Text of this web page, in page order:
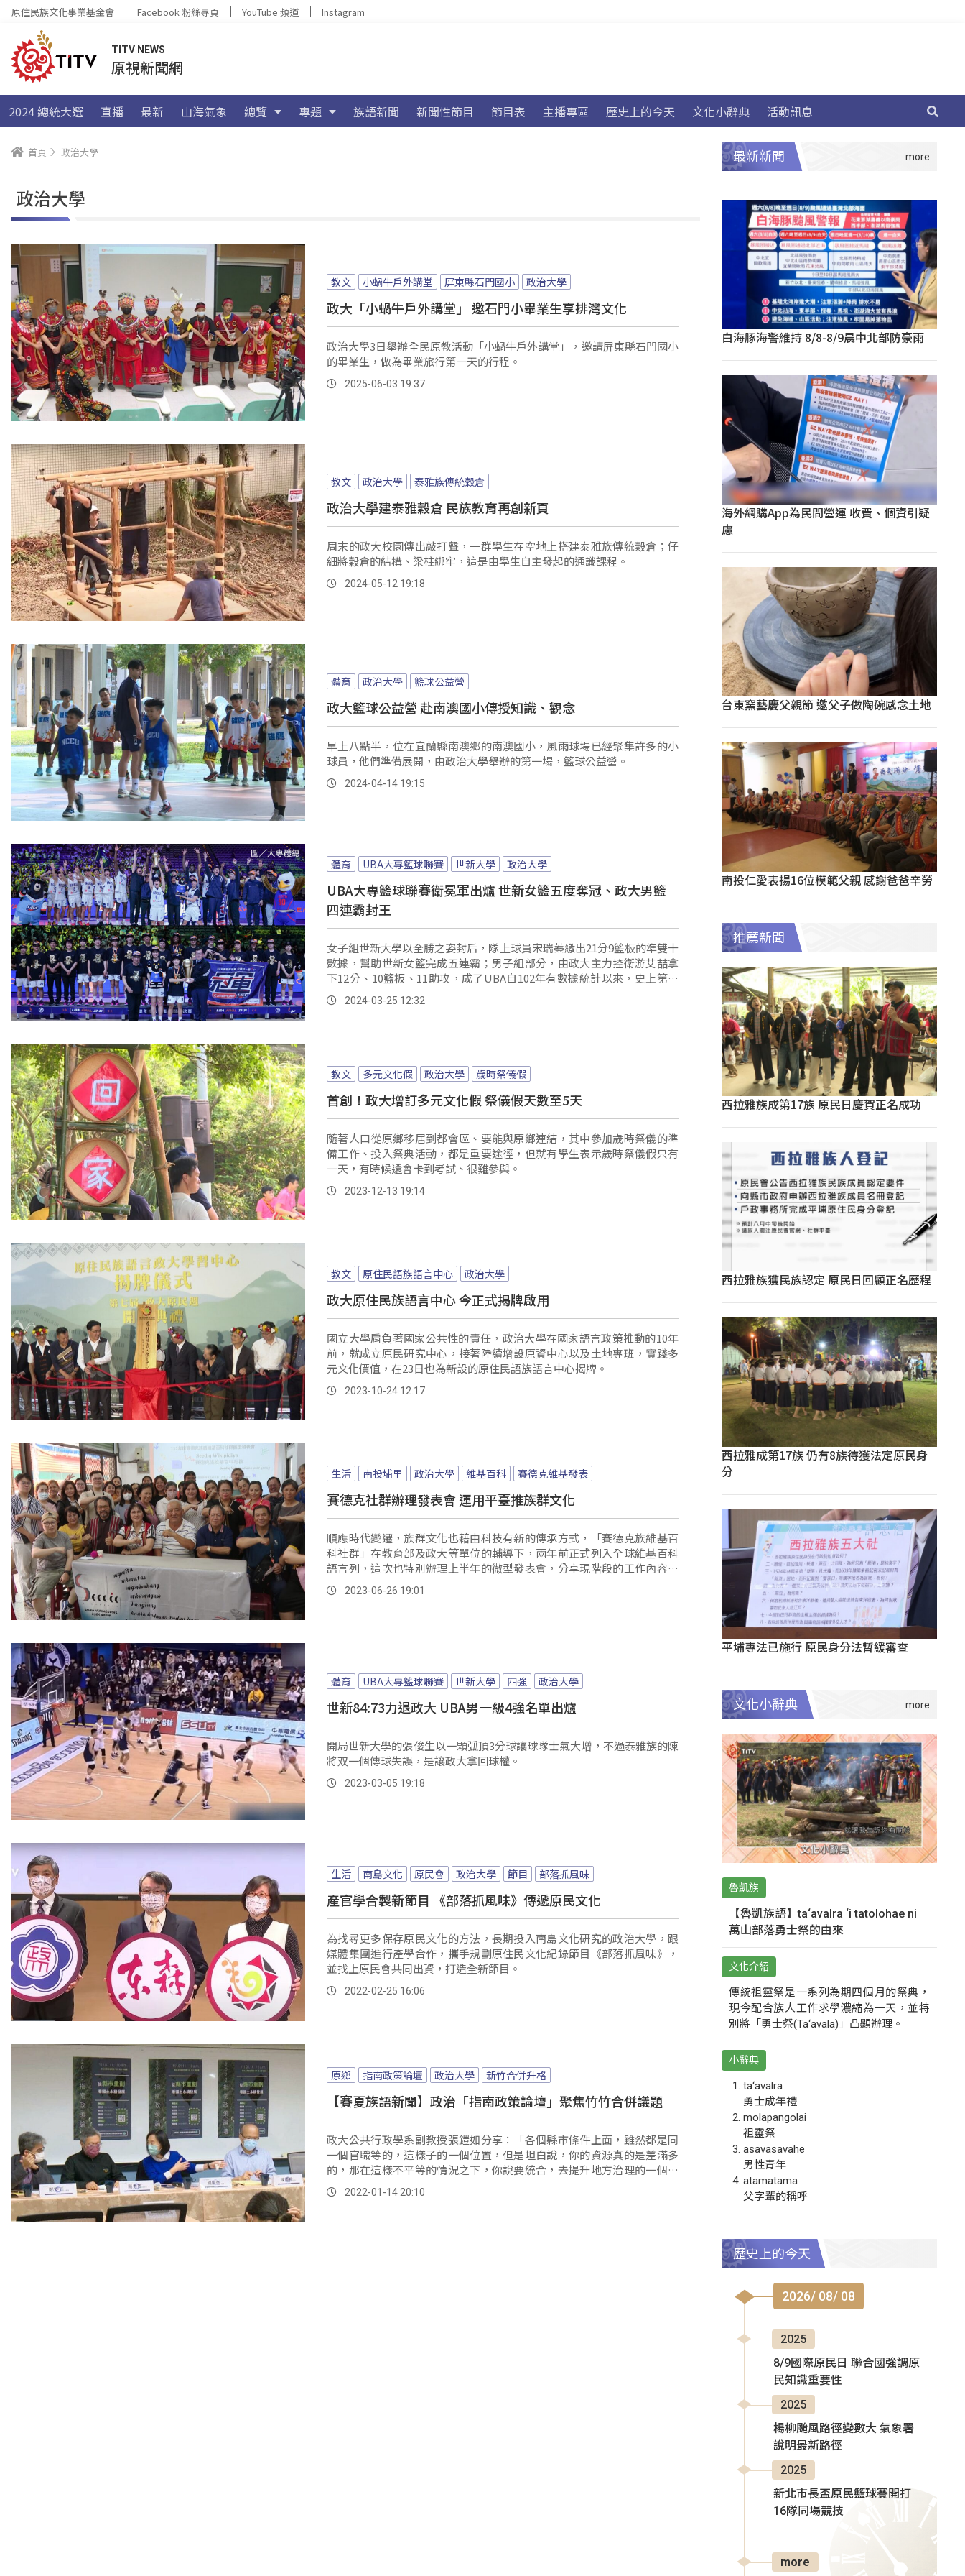
原住民族文化事業基金會 Facebook 粉絲專頁 YouTube 頻道 Instagram
TITV NEWS
原視新聞網
2024 總統大選 直播 最新 山海氣象 總覽 專題 族語新聞 新聞性節目 節目表 主播專區 歷史上的今天 文化小辭典 活動訊息
首頁 政治大學
政治大學
教文 小蝸牛戶外講堂 屏東縣石門國小 政治大學
政大「小蝸牛戶外講堂」 邀石門小畢業生享排灣文化
政治大學3日舉辦全民原教活動「小蝸牛戶外講堂」，邀請屏東縣石門國小
的畢業生，做為畢業旅行第一天的行程。
2025-06-03 19:37
教文 政治大學 泰雅族傳統穀倉
政治大學建泰雅穀倉 民族教育再創新頁
周末的政大校園傳出敲打聲，一群學生在空地上搭建泰雅族傳統穀倉；仔
細將穀倉的結構、梁柱綁牢，這是由學生自主發起的通識課程。
2024-05-12 19:18
體育 政治大學 籃球公益營
政大籃球公益營 赴南澳國小傳授知識、觀念
早上八點半，位在宜蘭縣南澳鄉的南澳國小，風雨球場已經聚集許多的小
球員，他們準備展開，由政治大學舉辦的第一場，籃球公益營。
2024-04-14 19:15
體育 UBA大專籃球聯賽 世新大學 政治大學
UBA大專籃球聯賽衛冕軍出爐 世新女籃五度奪冠、政大男籃
四連霸封王
女子組世新大學以全勝之姿封后，隊上球員宋瑞蓁繳出21分9籃板的準雙十
數據，幫助世新女籃完成五連霸；男子組部分，由政大主力控衛游艾喆拿
下12分、10籃板、11助攻，成了UBA自102年有數據統計以來，史上第一
位在冠軍賽大三元的球員，展現超強實力，幫助政大男籃寫下四連霸紀
錄，也順利蟬聯MVP。
2024-03-25 12:32
教文 多元文化假 政治大學 歲時祭儀假
首創！政大增訂多元文化假 祭儀假天數至5天
隨著人口從原鄉移居到都會區、要能與原鄉連結，其中參加歲時祭儀的準
備工作、投入祭典活動，都是重要途徑，但就有學生表示歲時祭儀假只有
一天，有時候還會卡到考試、很難參與。
2023-12-13 19:14
教文 原住民語族語言中心 政治大學
政大原住民族語言中心 今正式揭牌啟用
國立大學肩負著國家公共性的責任，政治大學在國家語言政策推動的10年
前，就成立原民研究中心，接著陸續增設原資中心以及土地專班，實踐多
元文化價值，在23日也為新設的原住民語族語言中心揭牌。
2023-10-24 12:17
生活 南投埔里 政治大學 維基百科 賽德克維基發表
賽德克社群辦理發表會 運用平臺推族群文化
順應時代變遷，族群文化也藉由科技有新的傳承方式，「賽德克族維基百
科社群」在教育部及政大等單位的輔導下，兩年前正式列入全球維基百科
語言列，這次也特別辦理上半年的微型發表會，分享現階段的工作內容，
除了持續編修維基百科的條目，也加強族語語料蒐集，到部落採訪耆老並
製作影片在平臺上永久保存。
2023-06-26 19:01
體育 UBA大專籃球聯賽 世新大學 四強 政治大學
世新84:73力退政大 UBA男一級4強名單出爐
開局世新大學的張俊生以一顆弧頂3分球讓球隊士氣大增，不過泰雅族的陳
將双一個傳球失誤，是讓政大拿回球權。
2023-03-05 19:18
生活 南島文化 原民會 政治大學 節目 部落抓風味
產官學合製新節目 《部落抓風味》傳遞原民文化
為找尋更多保存原民文化的方法，長期投入南島文化研究的政治大學，跟
媒體集團進行產學合作，攜手規劃原住民文化紀錄節目《部落抓風味》，
並找上原民會共同出資，打造全新節目。
2022-02-25 16:06
原鄉 指南政策論壇 政治大學 新竹合併升格
【賽夏族語新聞】政治「指南政策論壇」聚焦竹竹合併議題
政大公共行政學系副教授張鎧如分享：「各個縣市條件上面，雖然都是同
一個官職等的，這樣子的一個位置，但是坦白說，你的資源真的是差滿多
的，那在這樣不平等的情況之下，你說要統合，去提升地方治理的一個能
量，其實...。
2022-01-14 20:10
最新新聞
白海豚海警維持 8/8-8/9晨中北部防豪雨
海外網購App為民間營運 收費、個資引疑
慮
台東窯藝慶父親節 邀父子做陶碗感念土地
南投仁愛表揚16位模範父親 感謝爸爸辛勞
推薦新聞
西拉雅族成第17族 原民日慶賀正名成功
西拉雅族獲民族認定 原民日回顧正名歷程
西拉雅成第17族 仍有8族待獲法定原民身
分
平埔專法已施行 原民身分法暫緩審查
文化小辭典
魯凱族
【魯凱族語】ta‘avalra ‘i tatolohae ni｜
萬山部落勇士祭的由來
文化介紹
傳統祖靈祭是一系列為期四個月的祭典，
現今配合族人工作求學濃縮為一天，並特
別將「勇士祭(Ta‘avala)」凸顯辦理。
小辭典
ta‘avalra
勇士成年禮
molapangolai
祖靈祭
asavasavahe
男性青年
atamatama
父字輩的稱呼
歷史上的今天
2026/ 08/ 08
2025
8/9國際原民日 聯合國強調原
民知識重要性
2025
楊柳颱風路徑變數大 氣象署
說明最新路徑
2025
新北市長盃原民籃球賽開打
16隊同場競技
more